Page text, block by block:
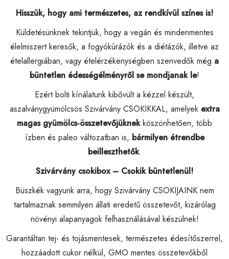
Hisszük, hogy ami természetes, az rendkívül színes is!
Küldetésünknek tekintjük, hogy a vegán és mindenmentes
élelmiszert keresők, a fogyókúrázók és a diétázók, illetve az
ételallergiában, vagy ételérzékenységben szenvedők még a
büntetlen édességélményről se mondjanak le!
Ezért bolti kínálatunk kibővült a kézzel készült,
aszalványgyümölcsös Szivárvány CSOKIKKAL, amelyek extra
magas gyümölcs-összetevőjüknekköszönhetően, több
ízben és paleo változatban is, bármilyen étrendbe
beilleszthetők.
Szivárvány csokibox – Csokik büntetlenül!
Büszkék vagyunk arra, hogy Szivárvány CSOKIJAINK nem
tartalmaznak semmilyen állati eredetű összetevőt, kizárólag
növényi alapanyagok felhasználásával készülnek!
Garantáltan tej- és tojásmentesek, természetes édesítőszerrel,
hozzáadott cukor nélkül, GMO mentes összetevőkből